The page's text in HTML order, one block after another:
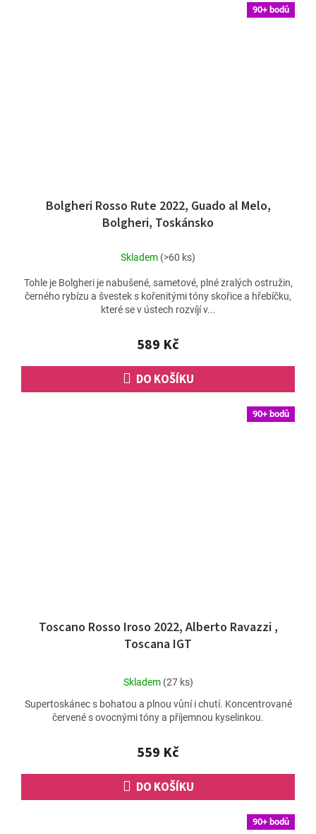
90+ bodů
Bolgheri Rosso Rute 2022, Guado al Melo,
Bolgheri, Toskánsko
Skladem (>60 ks)
589 Kč
DO KOŠÍKU
Tohle je Bolgheri je nabušené, sametové, plné zralých ostružin,
černého rybízu a švestek s kořenitými tóny skořice a hřebíčku,
které se v ústech rozvíjí v...
90+ bodů
Toscano Rosso Iroso 2022, Alberto Ravazzi ,
Toscana IGT
Průměrné
produktu
je
z
5
hvězdiček.
Skladem (27 ks)
559 Kč
DO KOŠÍKU
Supertoskánec s bohatou a plnou vůní i chutí. Koncentrované
červené s ovocnými tóny a příjemnou kyselinkou.
90+ bodů